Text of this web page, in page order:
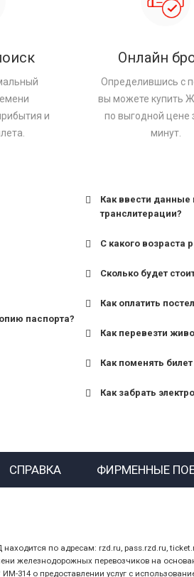
и
Онлайн
Определившись с
вы можете купить
по выгодной цене
минут.
паспорта?
Как ввести
транслитерации?
С какого возраста
для поездов
Сколько будет
Как оплатить
Как перевезти
Как поменять
Как забрать
назвав кассиру
СПРАВКА ФИРМЕННЫЕ
по адресам: rzd.ru, pass.rzd.ru,
железнодорожных перевозчиков на
о предоставлении услуг с